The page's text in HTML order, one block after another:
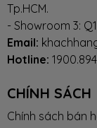
bảo hành
2 - CẤU HÌNH
Tham
Tp.HCM.
- Showroom 3:
Email:
Hotline:
CHÍNH SÁCH
Chính sách bán